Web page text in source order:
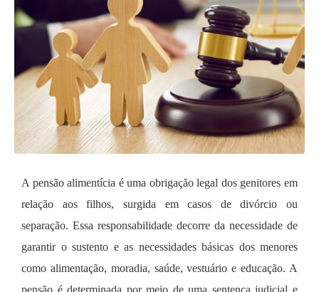
A pensão alimentícia é uma obrigação legal dos genitores em
relação aos filhos, surgida em casos de divórcio ou
separação. Essa responsabilidade decorre da necessidade de
garantir o sustento e as necessidades básicas dos menores
como alimentação, moradia, saúde, vestuário e educação. A
pensão é determinada por meio de uma sentença judicial e